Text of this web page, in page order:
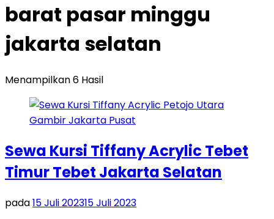
barat pasar minggu
jakarta selatan
Menampilkan 6 Hasil
Sewa Kursi Tiffany Acrylic Tebet
Timur Tebet Jakarta Selatan
pada15 Juli 202315 Juli 2023